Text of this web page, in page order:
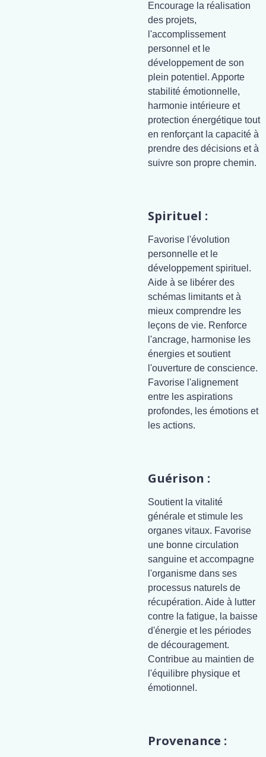
Encourage la réalisation
des projets,
l'accomplissement
personnel et le
développement de son
plein potentiel. Apporte
stabilité émotionnelle,
harmonie intérieure et
protection énergétique tout
en renforçant la capacité à
prendre des décisions et à
suivre son propre chemin.
Spirituel :
Favorise l'évolution
personnelle et le
développement spirituel.
Aide à se libérer des
schémas limitants et à
mieux comprendre les
leçons de vie. Renforce
l'ancrage, harmonise les
énergies et soutient
l'ouverture de conscience.
Favorise l'alignement
entre les aspirations
profondes, les émotions et
les actions.
Guérison :
Soutient la vitalité
générale et stimule les
organes vitaux. Favorise
une bonne circulation
sanguine et accompagne
l'organisme dans ses
processus naturels de
récupération. Aide à lutter
contre la fatigue, la baisse
d'énergie et les périodes
de découragement.
Contribue au maintien de
l'équilibre physique et
émotionnel.
Provenance :